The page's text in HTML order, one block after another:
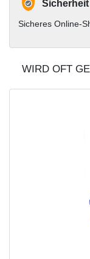
Sicherheit
Sicheres Online-
WIRD OFT